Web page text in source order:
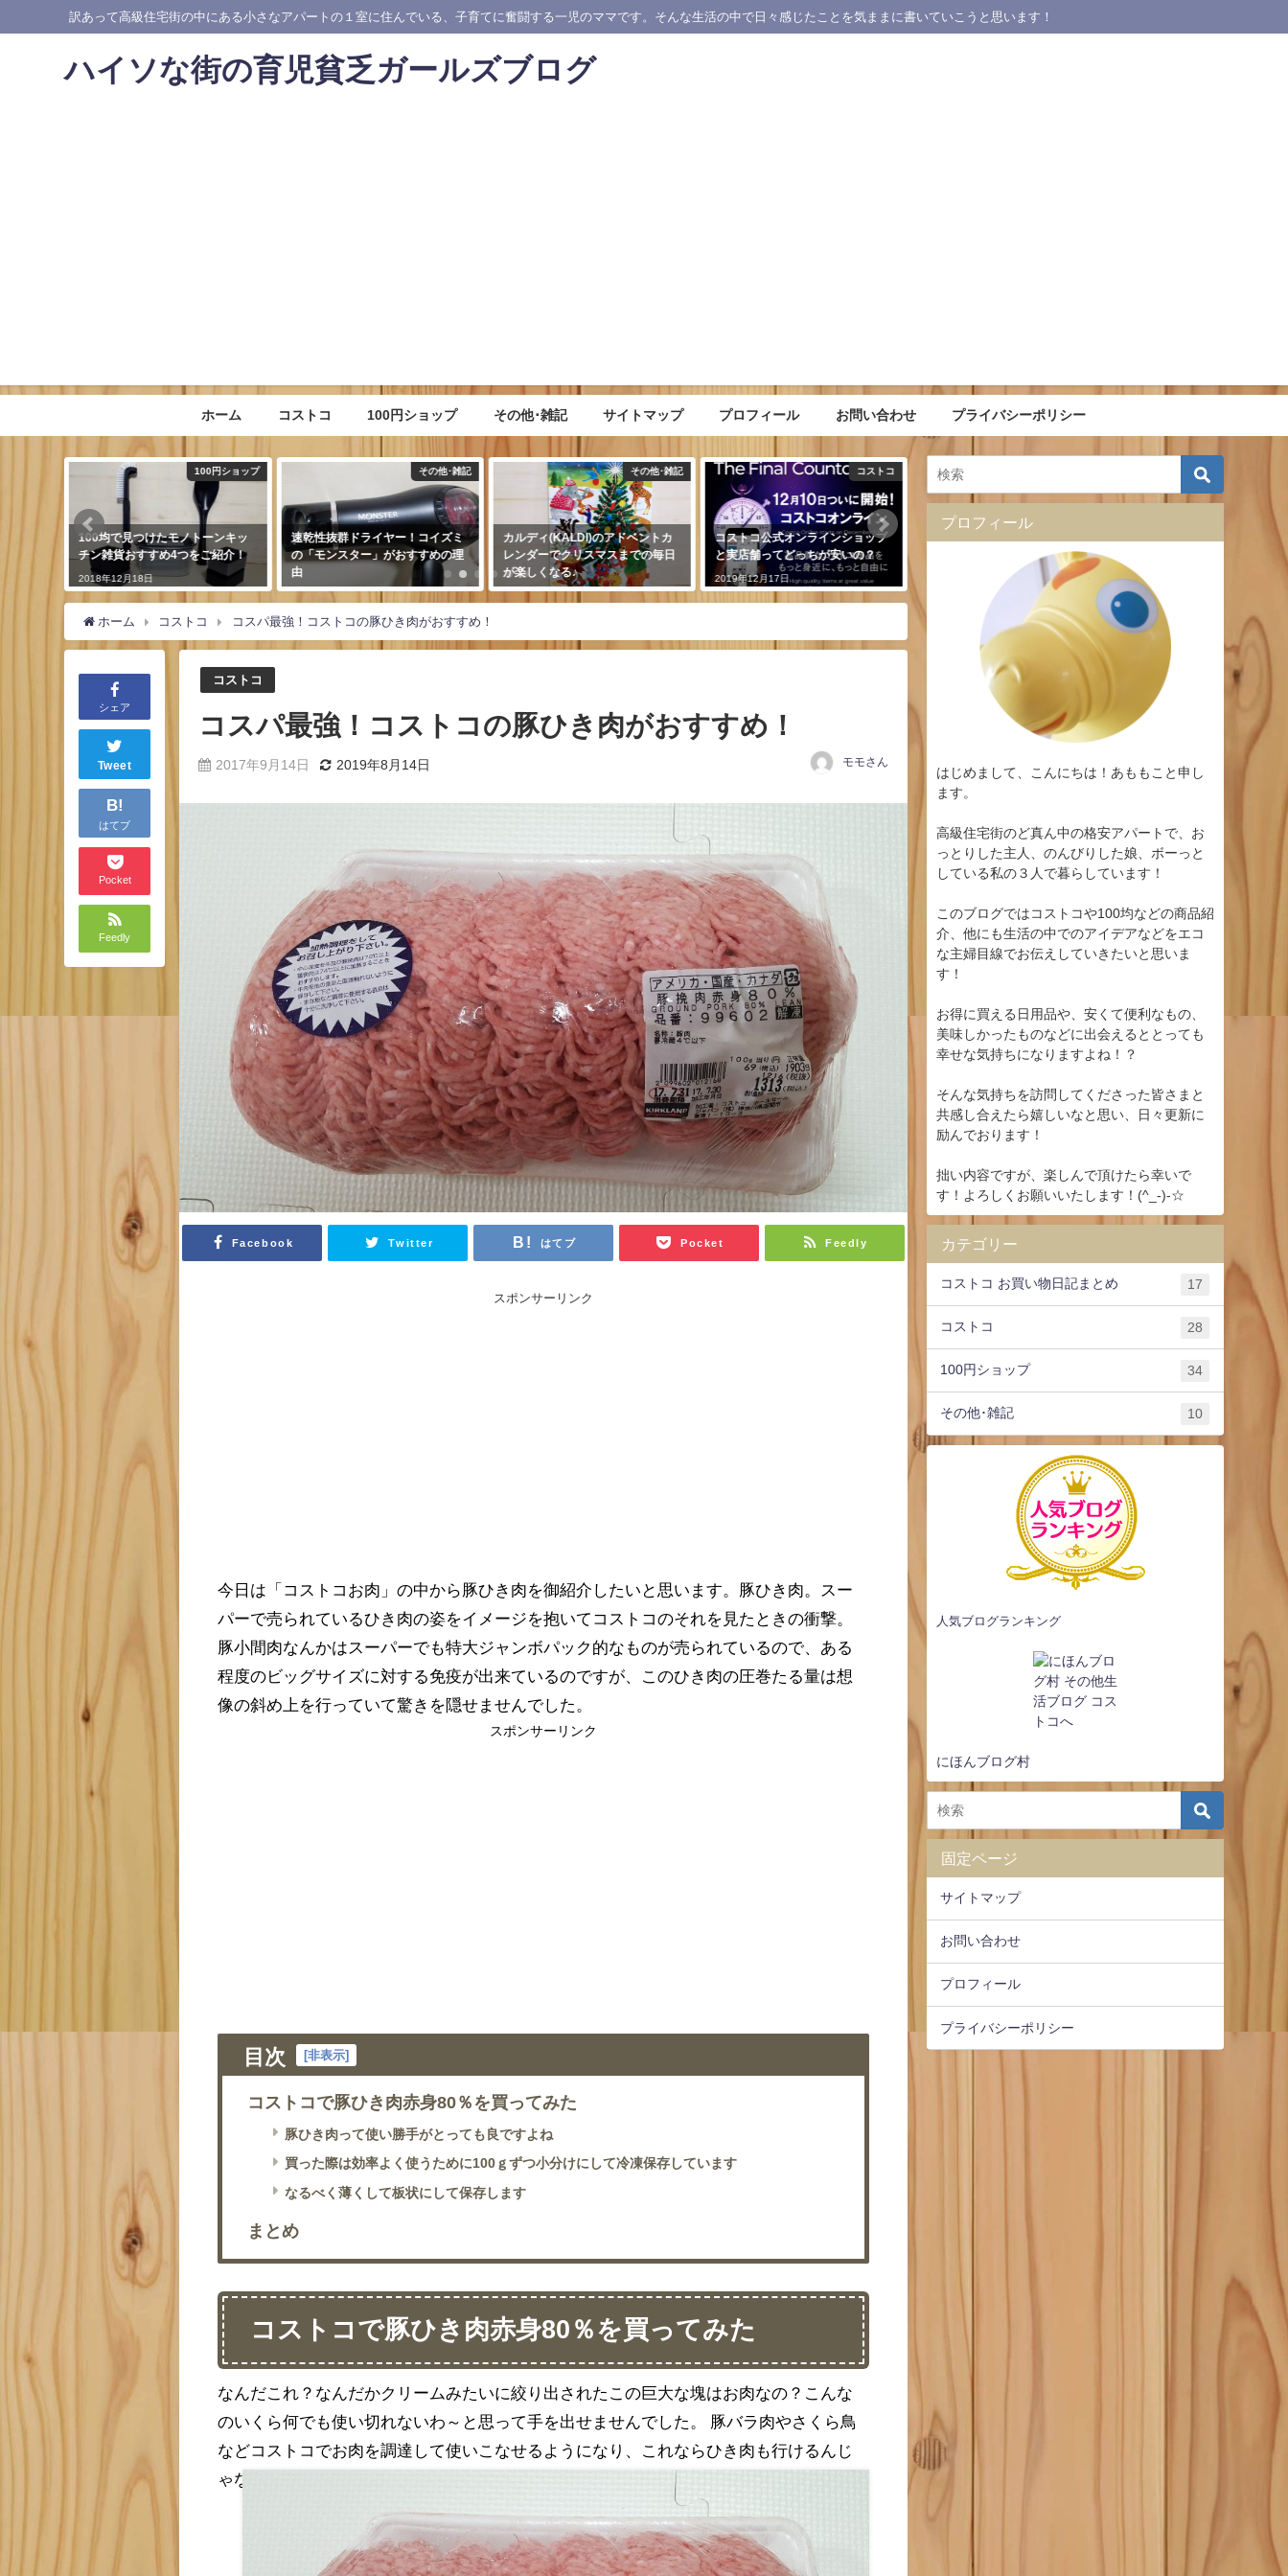
訳あって高級住宅街の中にある小さなアパートの１室に住んでいる、子育てに奮闘する一児のママです。そんな生活の中で日々感じたことを気ままに書いていこうと思います！
ハイソな街の育児貧乏ガールズブログ
ホーム コストコ 100円ショップ その他･雑記 サイトマップ プロフィール お問い合わせ プライバシーポリシー
その他･雑記
速乾性抜群ドライヤー！コイズミ
の「モンスター」がおすすめの理
その他･雑記
カルディ(KALDI)のアドベントカ
レンダーでクリスマスまでの毎日
コストコ
コストコ公式オンラインショップ
と実店舗ってどっちが安いの？
2019年12月17日
100円ショップ
私の体験談！入院時に便利だった
100均グッズ13選！
2018年11月28日
幅広がるお手軽便利な調味料を発
2019年7月31日
100均で見つけたモノ
チン雑貨おすすめ4つ
ホーム コストコ コスパ最強！コストコの豚ひき肉がおすすめ！
シェア
Tweet
B!
はてブ
Pocket
Feedly
コストコ
コスパ最強！コストコの豚ひき肉がおすすめ！
2017年9月14日 2019年8月14日 モモさん
Facebook Twitter はてブ Pocket Feedly
スポンサーリンク
今日は「コストコお肉」の中から豚ひき肉を御紹介したいと思います。豚ひき肉。スー
パーで売られているひき肉の姿をイメージを抱いてコストコのそれを見たときの衝撃。
豚小間肉なんかはスーパーでも特大ジャンボパック的なものが売られているので、ある
程度のビッグサイズに対する免疫が出来ているのですが、このひき肉の圧巻たる量は想
像の斜め上を行っていて驚きを隠せませんでした。
スポンサーリンク
目次 [非表示]
コストコで豚ひき肉赤身80％を買ってみた
豚ひき肉って使い勝手がとっても良ですよね
買った際は効率よく使うために100ｇずつ小分けにして冷凍保存しています
なるべく薄くして板状にして保存します
まとめ
コストコで豚ひき肉赤身80％を買ってみた
なんだこれ？なんだかクリームみたいに絞り出されたこの巨大な塊はお肉なの？こんな
のいくら何でも使い切れないわ～と思って手を出せませんでした。 豚バラ肉やさくら鳥
などコストコでお肉を調達して使いこなせるようになり、これならひき肉も行けるんじ
ゃないかと思って購入を決断したのです。
プロフィール
はじめまして、こんにちは！あももこと申し
ます。
高級住宅街のど真ん中の格安アパートで、お
っとりした主人、のんびりした娘、ボーっと
している私の３人で暮らしています！
このブログではコストコや100均などの商品紹
介、他にも生活の中でのアイデアなどをエコ
な主婦目線でお伝えしていきたいと思いま
す！
お得に買える日用品や、安くて便利なもの、
美味しかったものなどに出会えるととっても
幸せな気持ちになりますよね！？
そんな気持ちを訪問してくださった皆さまと
共感し合えたら嬉しいなと思い、日々更新に
励んでおります！
拙い内容ですが、楽しんで頂けたら幸いで
す！よろしくお願いいたします！(^_-)-☆
カテゴリー
コストコ お買い物日記まとめ 17
コストコ 28
100円ショップ 34
その他･雑記 10
人気ブログランキング
にほんブログ村
固定ページ
サイトマップ
お問い合わせ
プロフィール
プライバシーポリシー